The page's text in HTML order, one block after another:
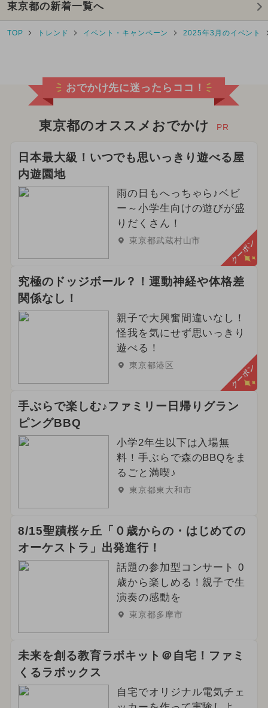
2024年12月のイベント
2025年10月のイベント
2024年8月のイベント
2025年8月のイベント
イルミネーション
2024年2月のイベント
2026年6月のイベント
2025年7月のイベント
2026年4月のイベント
2024年9月のイベント グルメフェス
2024年6月のイベント 春休み
冬休み
2025年1月のイベント
2025年4月のイベント
アート
2024年10月のイベント
2025年9月のイベント
東京都の新着一覧へ
TOP トレンド イベント・キャンペーン 2025年3月のイベント
おでかけ先に迷ったらココ！
東京都のオススメおでかけ PR
日本最大級！いつでも思いっきり遊べる屋
内遊園地
雨の日もへっちゃら♪ベビ
ー～小学生向けの遊びが盛
りだくさん！
東京都武蔵村山市 クーポン
究極のドッジボール？！運動神経や体格差
関係なし！
親子で大興奮間違いなし！
怪我を気にせず思いっきり
遊べる！
東京都港区 クーポン
手ぶらで楽しむ♪ファミリー日帰りグラン
ピングBBQ
小学2年生以下は入場無
料！手ぶらで森のBBQをま
るごと満喫♪
東京都東大和市
8/15聖蹟桜ヶ丘「０歳からの・はじめての
オーケストラ」出発進行！
話題の参加型コンサート 0
歳から楽しめる！親子で生
演奏の感動を
東京都多摩市
未来を創る教育ラボキット＠自宅！ファミ
くるラボックス
自宅でオリジナル電気チェ